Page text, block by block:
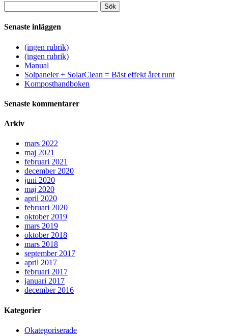
efter:
Sök
Senaste inläggen
(ingen rubrik)
(ingen rubrik)
Manual
Solpaneler + SolarClean = Bäst effekt året runt
Komposthandboken
Senaste kommentarer
Arkiv
mars 2022
maj 2021
februari 2021
december 2020
juni 2020
maj 2020
april 2020
februari 2020
oktober 2019
mars 2019
oktober 2018
mars 2018
september 2017
april 2017
februari 2017
januari 2017
december 2016
Kategorier
Okategoriserade